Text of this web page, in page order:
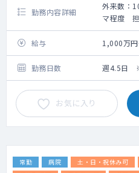
勤務内容詳細
外来数：
マ程度 担
外来数
外来コマ
病棟の受
※割り振
給与 1,000万
勤務日数 週4.5日
お気に入り
常勤 病院 土・日・祝休み可